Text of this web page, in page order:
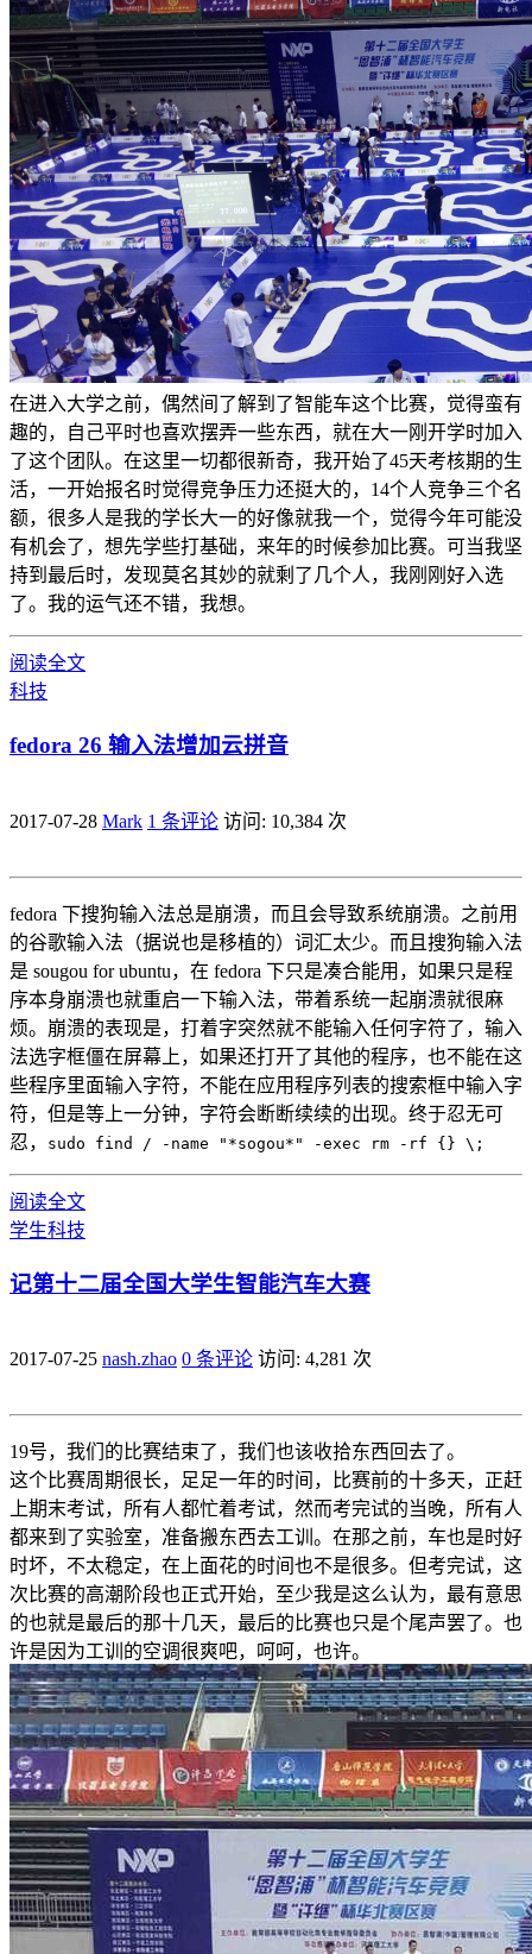
在进入大学之前，偶然间了解到了智能车这个比赛，觉得蛮有
趣的，自己平时也喜欢摆弄一些东西，就在大一刚开学时加入
了这个团队。在这里一切都很新奇，我开始了45天考核期的生
活，一开始报名时觉得竞争压力还挺大的，14个人竞争三个名
额，很多人是我的学长 大 的 好 像 就 我
大 一的好像就我 一
个
，觉得今年可能没
有机会了，想先学些打基础，来年的时候参加比赛。可当我坚
持到最后时，发现莫名其妙的就剩了几个人，我刚刚好入选
了。我的运气还不错，我想。
阅读全文
科技
fedora 26 输入法增加云拼音
2017-07-28 Mark 1 条评论 访问: 10,384 次
fedora 下搜狗输入法总是崩溃，而且会导致系统崩溃。之前用
的谷歌输入法（据说也是移植的）词汇太少。而且搜狗输入法
是 sougou for ubuntu，在 fedora 下只是凑合能用，如果只是程
序本身崩溃也就重启一下输入法，带着系统一起崩溃就很麻
烦。崩溃的表现是，打着字突然就不能输入任何字符了，输入
法选字框僵在屏幕上，如果还打开了其他的程序，也不能在这
些程序里面输入字符，不能在应用程序列表的搜索框中输入字
符，但是等上一分钟，字符会断断续续的出现。终于忍无可
忍，
sudo find / -name "*sogou*" -exec rm -rf {} \;
阅读全文
学生科技
记第十二届全国大学生智能汽车大赛
2017-07-25 nash.zhao 0 条评论 访问: 4,281 次
19号，我们的比赛结束了，我们也该收拾东西回去了。
这个比赛周期很长，足足一年的时间，比赛前的十多天，正赶
上期末考试，所有人都忙着考试，然而考完试的当晚，所有人
都来到了实验室，准备搬东西去工训。在那之前，车也是时好
时坏，不太稳定，在上面花的时间也不是很多。但考完试，这
次比赛的高潮阶段也正式开始，至少我是这么认为，最有意思
的也就是最后的那十几天，最后的比赛也只是个尾声罢了。也
许是因为工训的空调很爽吧，呵呵，也许。